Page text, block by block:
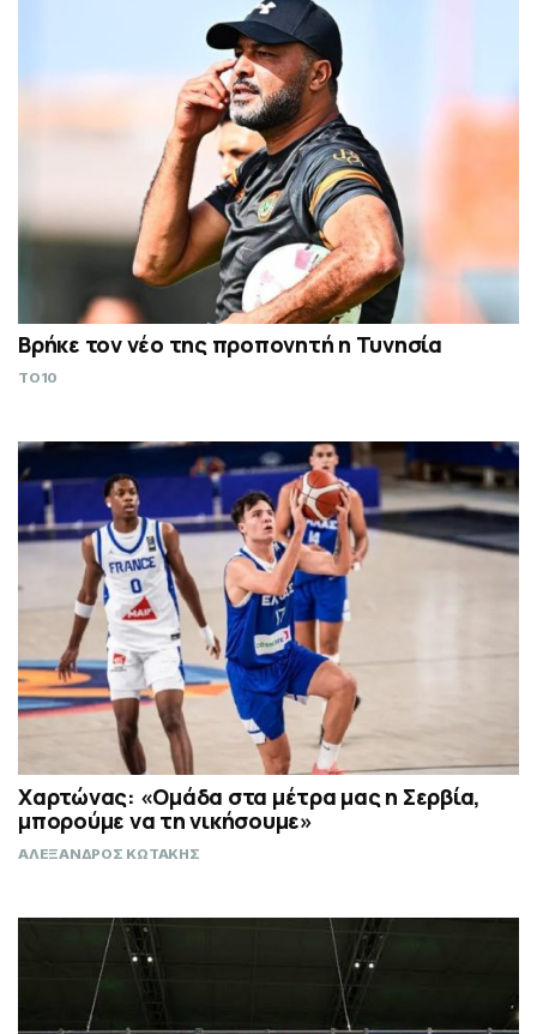
Βρήκε τον νέο της προπονητή η Τυνησία
TO10
Χαρτώνας: «Ομάδα στα μέτρα μας η Σερβία,
μπορούμε να τη νικήσουμε»
ΑΛΕΞΑΝΔΡΟΣ ΚΩΤΑΚΗΣ